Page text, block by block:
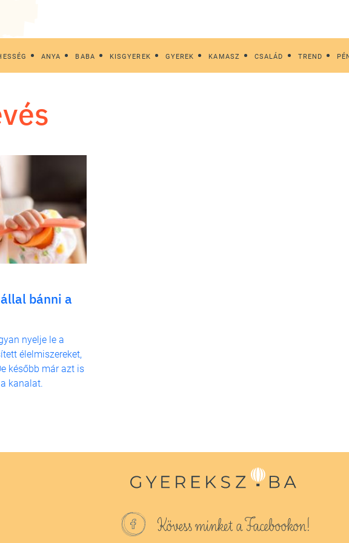
ANYA BABA KISGYEREK GYEREK KAMASZ CSALÁD TREND
bánni a
nyelje le a
élelmiszereket,
később már azt is
kanalat.
Kövess minket a Facebookon!